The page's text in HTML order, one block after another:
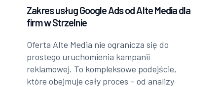
Zakres usług Google Ads od Alte Media dla
firm w Strzelnie
Oferta Alte Media nie ogranicza się do
prostego uruchomienia kampanii
reklamowej. To kompleksowe podejście,
które obejmuje cały proces – od analizy